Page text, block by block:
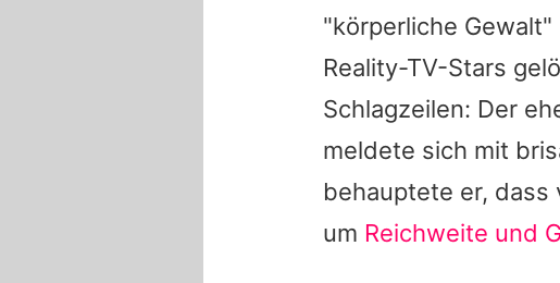
"körperliche
Reality-TV-Stars
Schlagzeilen: Der
meldete sich mit
behauptete er, dass
um Reichweite und